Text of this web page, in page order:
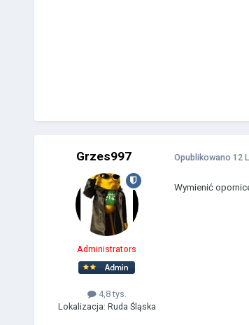
Grzes997
Administrators
4,8 tys.
Lokalizacja: Ruda Śląska
Opublikowano 12
Wymienić